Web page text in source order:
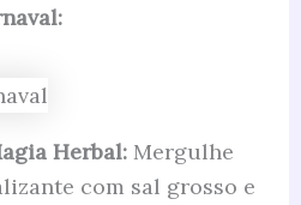
Herbal: Mergulhe
com sal grosso e